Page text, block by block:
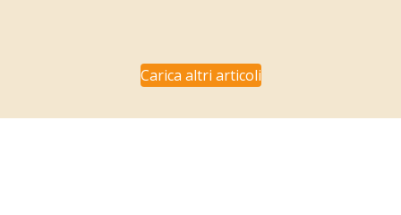
Carica altri articoli